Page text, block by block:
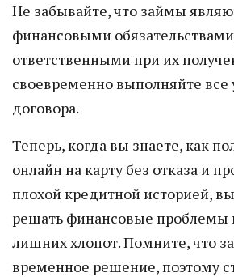
Не забывайте, что займы
финансовыми
ответственными при их
своевременно выполняйте все
договора.
Теперь, когда вы знаете, как
онлайн на карту без отказа и
плохой кредитной историей,
решать финансовые проблемы
лишних хлопот. Помните, что
временное решение, поэтому